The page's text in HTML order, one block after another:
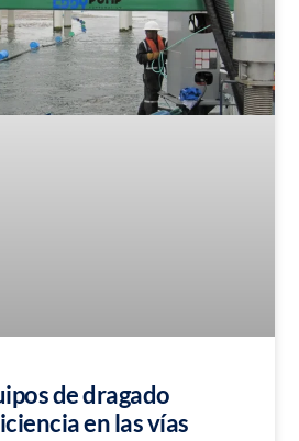
de dragado
en las vías